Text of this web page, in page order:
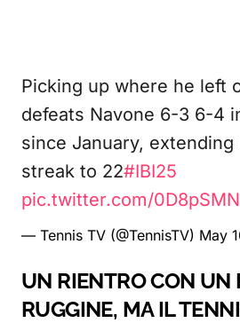
Picking up where he left
defeats Navone 6-3 6-4
since January,
streak to 22#IBI25
pic.twitter.com/
— Tennis TV (@TennisTV) May
UN RIENTRO CON UN
RUGGINE, MA IL